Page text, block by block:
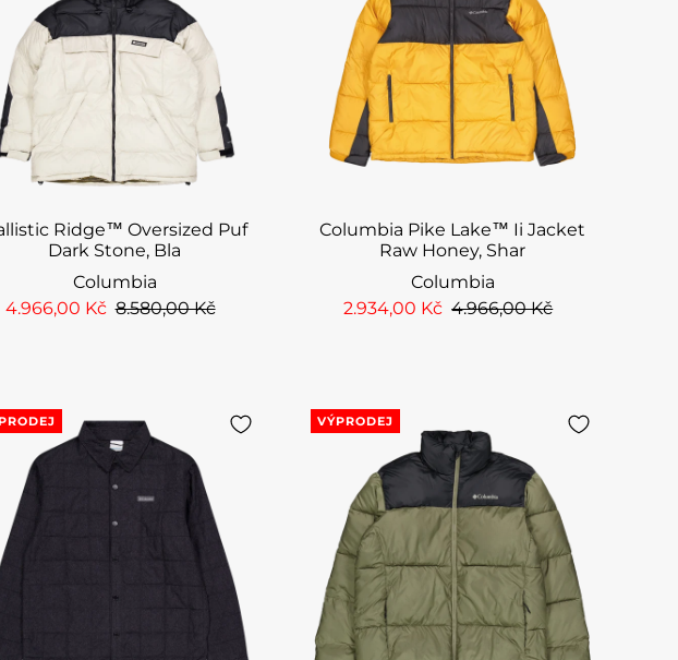
Ridge™ Oversized Puf
Dark Stone, Bla
Columbia
4.966,00 Kč 8.580,00 Kč
Columbia Pike Lake™ Ii Jacket
Raw Honey, Shar
Columbia
2.934,00 Kč 4.966,00 Kč
VÝPRODEJ